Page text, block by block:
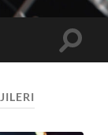
Toggle